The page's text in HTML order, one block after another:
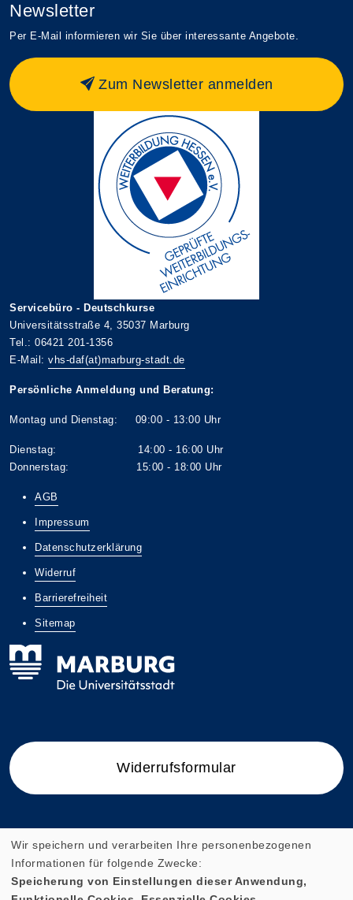
Newsletter
Per E-Mail informieren wir Sie über interessante Angebote.
Zum Newsletter anmelden
Servicebüro - Deutschkurse
Universitätsstraße 4, 35037 Marburg
Tel.: 06421 201-1356
E-Mail: vhs-daf(at)marburg-stadt.de
Persönliche Anmeldung und Beratung:
Montag und Dienstag: 09:00 - 13:00 Uhr
Dienstag: 14:00 - 16:00 Uhr
Donnerstag: 15:00 - 18:00 Uhr
AGB
Impressum
Datenschutzerklärung
Widerruf
Barrierefreiheit
Sitemap
Widerrufsformular
Cookie Einstellungen
Wir speichern und verarbeiten Ihre personenbezogenen
Informationen für folgende Zwecke:
Speicherung von Einstellungen dieser Anwendung,